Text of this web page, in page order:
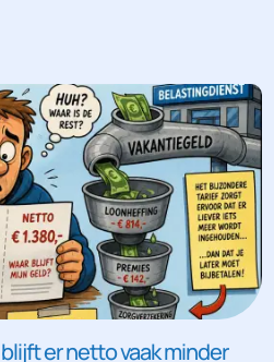
er netto vaak minder